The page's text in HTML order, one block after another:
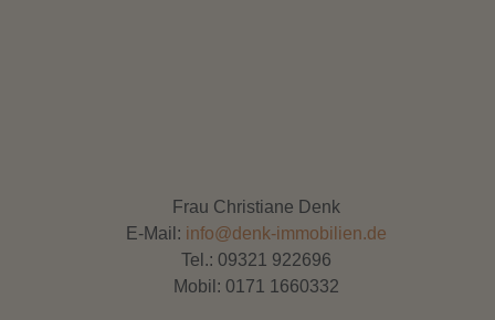
Frau Christiane Denk
E-Mail: info@denk-immobilien.de
Tel.: 09321 922696
Mobil: 0171 1660332